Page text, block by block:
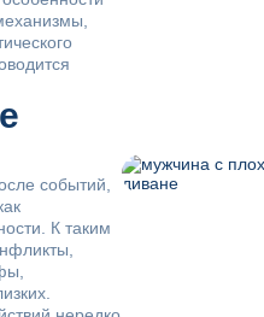
событий,
К таким